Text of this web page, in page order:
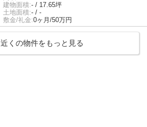
建物面積:- / 17.65坪
土地面積:- / -
敷金/礼金:0ヶ月/50万円
近くの物件をもっと見る